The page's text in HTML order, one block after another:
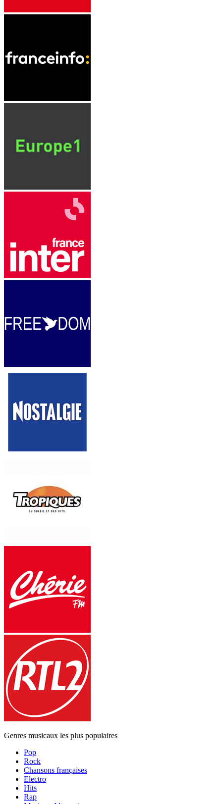
Genres musicaux les plus populaires
Pop
Rock
Chansons françaises
Electro
Hits
Rap